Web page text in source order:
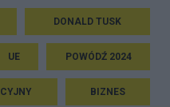
DONALD TUSK
UE POWÓDŹ 2024
BIZNES